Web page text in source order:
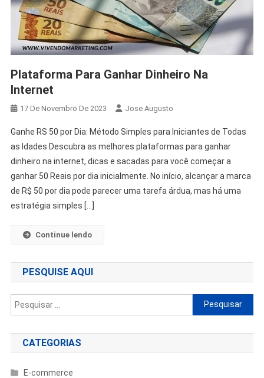
Plataforma Para Ganhar Dinheiro Na
Internet
17 De Novembro De 2023 Jose Augusto
Ganhe RS 50 por Dia: Método Simples para Iniciantes de Todas
as Idades Descubra as melhores plataformas para ganhar
dinheiro na internet, dicas e sacadas para você começar a
ganhar 50 Reais por dia inicialmente. No início, alcançar a marca
de R$ 50 por dia pode parecer uma tarefa árdua, mas há uma
estratégia simples […]
Continue lendo
PESQUISE AQUI
Pesquisar
por:
CATEGORIAS
E-commerce